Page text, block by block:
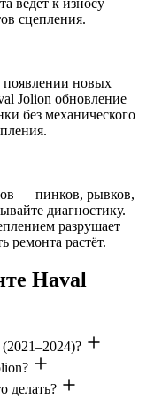
сцепления.
новых
Jolion обновление
без механического
— пинков, рывков,
диагностику.
разрушает
ремонта растёт.
Haval
делать?